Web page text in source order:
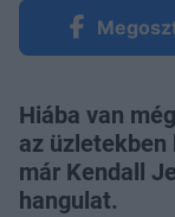
Hiába van
az
már Kendall
hangulat.